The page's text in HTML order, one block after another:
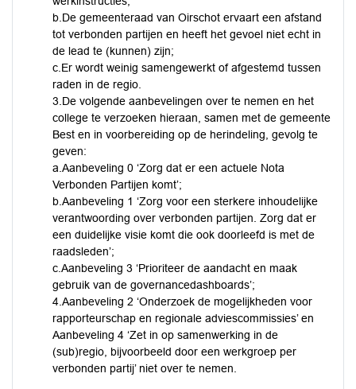
b.De gemeenteraad van Oirschot ervaart een afstand
tot verbonden partijen en heeft het gevoel niet echt in
de lead te (kunnen) zijn;
c.Er wordt weinig samengewerkt of afgestemd tussen
raden in de regio.
3.De volgende aanbevelingen over te nemen en het
college te verzoeken hieraan, samen met de gemeente
Best en in voorbereiding op de herindeling, gevolg te
geven:
a.Aanbeveling 0 ‘Zorg dat er een actuele Nota
Verbonden Partijen komt’;
b.Aanbeveling 1 ‘Zorg voor een sterkere inhoudelijke
verantwoording over verbonden partijen. Zorg dat er
een duidelijke visie komt die ook doorleefd is met de
raadsleden’;
c.Aanbeveling 3 ‘Prioriteer de aandacht en maak
gebruik van de governancedashboards’;
4.Aanbeveling 2 ‘Onderzoek de mogelijkheden voor
rapporteurschap en regionale adviescommissies’ en
Aanbeveling 4 ‘Zet in op samenwerking in de
(sub)regio, bijvoorbeeld door een werkgroep per
verbonden partij’ niet over te nemen.